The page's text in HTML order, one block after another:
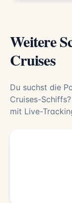
Weitere
Cruises
Du suchst die
Cruises-
mit Live-